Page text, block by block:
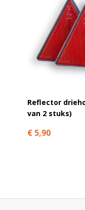
Reflector
van 2 stuks)
€ 5,90